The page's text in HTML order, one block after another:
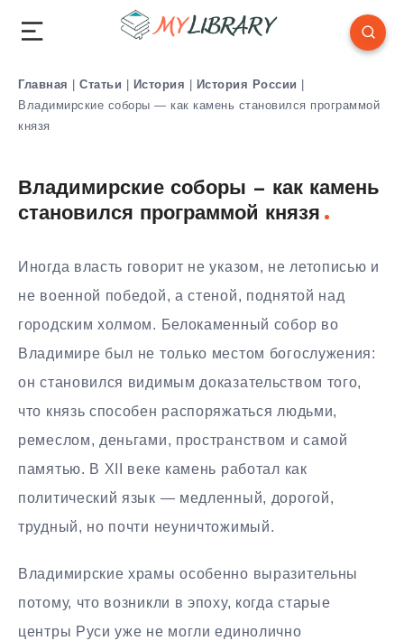
Главная | Статьи | История | История России |
Владимирские соборы — как камень становился программой
князя
Владимирские соборы — как камень
становился программой князя
Иногда власть говорит не указом, не летописью и
не военной победой, а стеной, поднятой над
городским холмом. Белокаменный собор во
Владимире был не только местом богослужения:
он становился видимым доказательством того,
что князь способен распоряжаться людьми,
ремеслом, деньгами, пространством и самой
памятью. В XII веке камень работал как
политический язык — медленный, дорогой,
трудный, но почти неуничтожимый.
Владимирские храмы особенно выразительны
потому, что возникли в эпоху, когда старые
центры Руси уже не могли единолично